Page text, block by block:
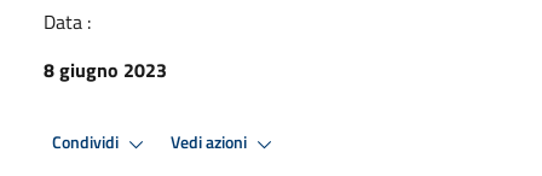
Data :
8 giugno 2023
Condividi Vedi azioni